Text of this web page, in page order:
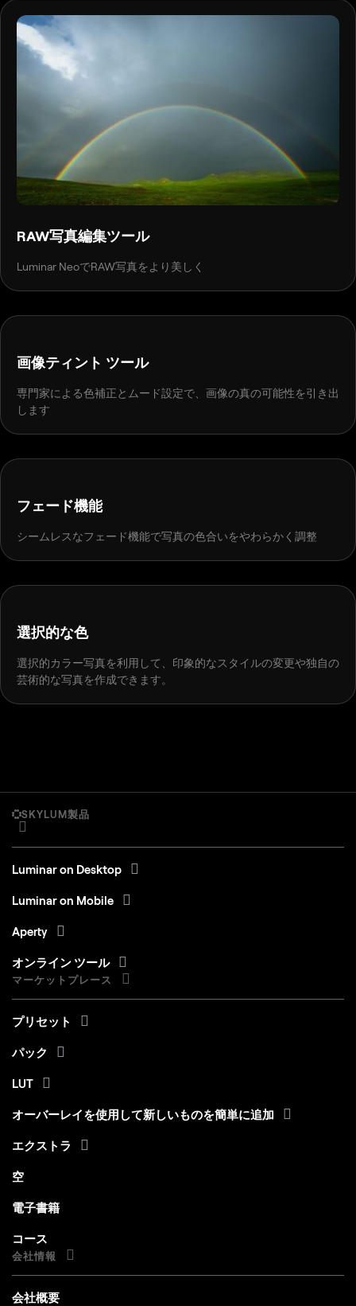
RAW写真編集ツール
Luminar NeoでRAW写真をより美しく
画像ティント ツール
専門家による色補正とムード設定で、画像の真の可能性を引き出
します
フェード機能
シームレスなフェード機能で写真の色合いをやわらかく調整
選択的な色
選択的カラー写真を利用して、印象的なスタイルの変更や独自の
芸術的な写真を作成できます。
SKYLUM製品
Luminar on Desktop
Luminar on Mobile
Aperty
オンライン ツール
マーケットプレース
プリセット
パック
LUT
オーバーレイを使用して新しいものを簡単に追加
エクストラ
空
電子書籍
コース
会社情報
会社概要